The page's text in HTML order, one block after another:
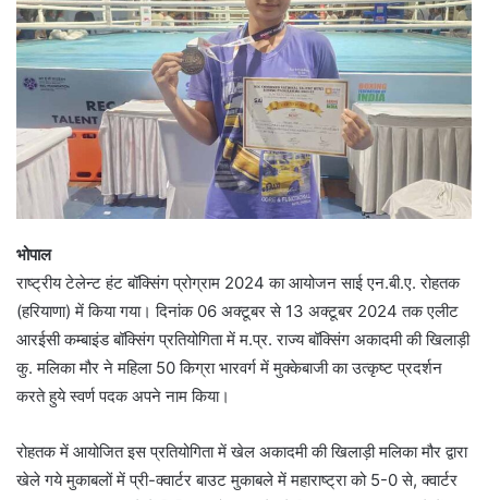
भोपाल
राष्ट्रीय टेलेन्ट हंट बॉक्सिंग प्रोग्राम 2024 का आयोजन साई एन.बी.ए. रोहतक
(हरियाणा) में किया गया। दिनांक 06 अक्टूबर से 13 अक्टूबर 2024 तक एलीट
आरईसी कम्बाइंड बॉक्सिंग प्रतियोगिता में म.प्र. राज्य बॉक्सिंग अकादमी की खिलाड़ी
कु. मलिका मौर ने महिला 50 किग्रा भारवर्ग में मुक्केबाजी का उत्कृष्ट प्रदर्शन
करते हुये स्वर्ण पदक अपने नाम किया।
रोहतक में आयोजित इस प्रतियोगिता में खेल अकादमी की खिलाड़ी मलिका मौर द्वारा
खेले गये मुकाबलों में प्री-क्वार्टर बाउट मुकाबले में महाराष्ट्रा को 5-0 से, क्वार्टर